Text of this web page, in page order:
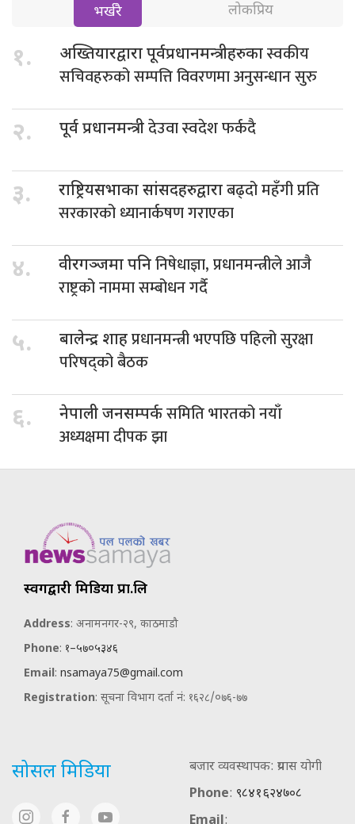
भर्खरै लोकप्रिय
१. अख्तियारद्वारा पूर्वप्रधानमन्त्रीहरुकास्वकीय
सचिवहरुको सम्पत्ति विवरणमा अनुसन्धान सुरु
२. पूर्व प्रधानमन्त्रीदेउवा स्वदेश फर्कदै
३. राष्ट्रियसभाका सांसदहरुद्वाराबढ्दो महँगी प्रति
सरकारको ध्यानार्कषण गराएका
४. वीरगञ्जमा पनिनिषेधाज्ञा, प्रधानमन्त्रीले आजै
राष्ट्रको नाममा सम्बोधन गर्दै
५. बालेन्द्र शाहप्रधानमन्त्री भएपछि पहिलो सुरक्षा
परिषद्को बैठक
६. नेपाली जनसम्पर्कसमिति भारतको नयाँ
अध्यक्षमा दीपक झा
स्वर्गद्वारी मिडिया प्रा.लि
Address: अनामनगर-२९, काठमाडौ
Phone: १–५७०५३४६
Email: nsamaya75@gmail.com
Registration: सूचना विभाग दर्ता नं: १६२८/०७६-७७
सोसल मिडिया
बजार व्यवस्थापक: प्रयास योगी
Phone: ९८४१६२४७०८